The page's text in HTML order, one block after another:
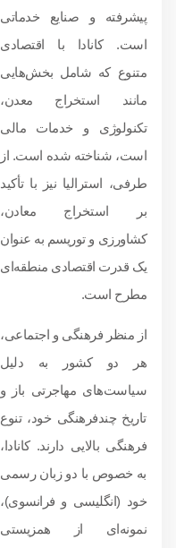
پیشرفته و صنایع خدماتی
است. کانادا با اقتصادی
متنوع که شامل بخش‌هایی
مانند استخراج معدن،
تکنولوژی و خدمات مالی
است، شناخته شده است. از
طرفی، استرالیا نیز با تأکید
بر استخراج معادن،
کشاورزی و توریسم به عنوان
یک قدرت اقتصادی منطقه‌ای
مطرح است.
از منظر فرهنگی و اجتماعی،
هر دو کشور به دلیل
سیاست‌های مهاجرتی باز و
تاریخ چندفرهنگی خود، تنوع
فرهنگی بالایی دارند. کانادا،
به خصوص با دو زبان رسمی
خود (انگلیسی و فرانسوی)،
نمونه‌ای از همزیستی